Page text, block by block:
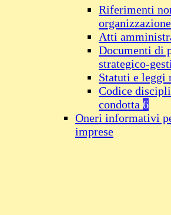
Riferimenti
Atti
Documenti di
strategico-
Statuti e leggi
Codice
condotta 6
Oneri informativi
imprese